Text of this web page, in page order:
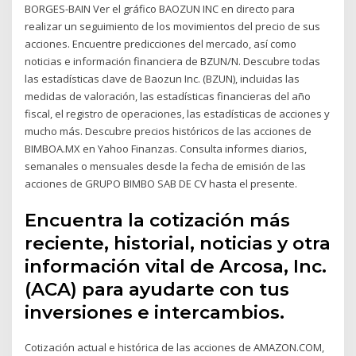
BORGES-BAIN Ver el gráfico BAOZUN INC en directo para
realizar un seguimiento de los movimientos del precio de sus
acciones. Encuentre predicciones del mercado, así como
noticias e información financiera de BZUN/N. Descubre todas
las estadísticas clave de Baozun Inc. (BZUN), incluidas las
medidas de valoración, las estadísticas financieras del año
fiscal, el registro de operaciones, las estadísticas de acciones y
mucho más. Descubre precios históricos de las acciones de
BIMBOA.MX en Yahoo Finanzas. Consulta informes diarios,
semanales o mensuales desde la fecha de emisión de las
acciones de GRUPO BIMBO SAB DE CV hasta el presente.
Encuentra la cotización más
reciente, historial, noticias y otra
información vital de Arcosa, Inc.
(ACA) para ayudarte con tus
inversiones e intercambios.
Cotización actual e histórica de las acciones de AMAZON.COM,